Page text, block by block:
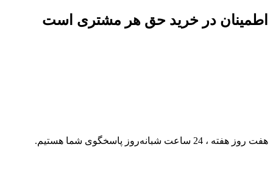
اطمینان در خرید حق هر مشتری است
هفت روز هفته ، 24 ساعت شبانه‌روز پاسخگوی شما هستیم.